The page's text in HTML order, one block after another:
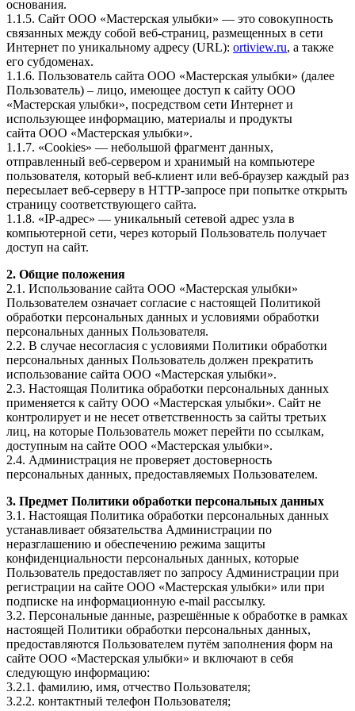
основания.
1.1.5. Сайт ООО «Мастерская улыбки» — это совокупность
связанных между собой веб-страниц, размещенных в сети
Интернет по уникальному адресу (URL): ortiview.ru, а также
его субдоменах.
1.1.6. Пользователь сайта ООО «Мастерская улыбки» (далее
Пользователь) – лицо, имеющее доступ к сайту ООО
«Мастерская улыбки», посредством сети Интернет и
использующее информацию, материалы и продукты
сайта ООО «Мастерская улыбки».
1.1.7. «Cookies» — небольшой фрагмент данных,
отправленный веб-сервером и хранимый на компьютере
пользователя, который веб-клиент или веб-браузер каждый раз
пересылает веб-серверу в HTTP-запросе при попытке открыть
страницу соответствующего сайта.
1.1.8. «IP-адрес» — уникальный сетевой адрес узла в
компьютерной сети, через который Пользователь получает
доступ на cайт.
2. Общие положения
2.1. Использование сайта ООО «Мастерская улыбки»
Пользователем означает согласие с настоящей Политикой
обработки персональных данных и условиями обработки
персональных данных Пользователя.
2.2. В случае несогласия с условиями Политики обработки
персональных данных Пользователь должен прекратить
использование сайта ООО «Мастерская улыбки».
2.3. Настоящая Политика обработки персональных данных
применяется к сайту ООО «Мастерская улыбки». Сайт не
контролирует и не несет ответственность за сайты третьих
лиц, на которые Пользователь может перейти по ссылкам,
доступным на сайте ООО «Мастерская улыбки».
2.4. Администрация не проверяет достоверность
персональных данных, предоставляемых Пользователем.
3. Предмет Политики обработки персональных данных
3.1. Настоящая Политика обработки персональных данных
устанавливает обязательства Администрации по
неразглашению и обеспечению режима защиты
конфиденциальности персональных данных, которые
Пользователь предоставляет по запросу Администрации при
регистрации на сайте ООО «Мастерская улыбки» или при
подписке на информационную e-mail рассылку.
3.2. Персональные данные, разрешённые к обработке в рамках
настоящей Политики обработки персональных данных,
предоставляются Пользователем путём заполнения форм на
сайте ООО «Мастерская улыбки» и включают в себя
следующую информацию:
3.2.1. фамилию, имя, отчество Пользователя;
3.2.2. контактный телефон Пользователя;